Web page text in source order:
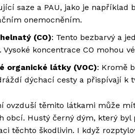
saze a PAU, jako je například
onemocněním.
(CO): Tento bezbarvý a
Vysoké koncentrace CO mohou
organické látky (VOC): Kromě
dýchací cesty a přispívají k
ovzduší těmito látkami může
obcí. Hustý černý dým, který byl
těchto škodlivin. I když